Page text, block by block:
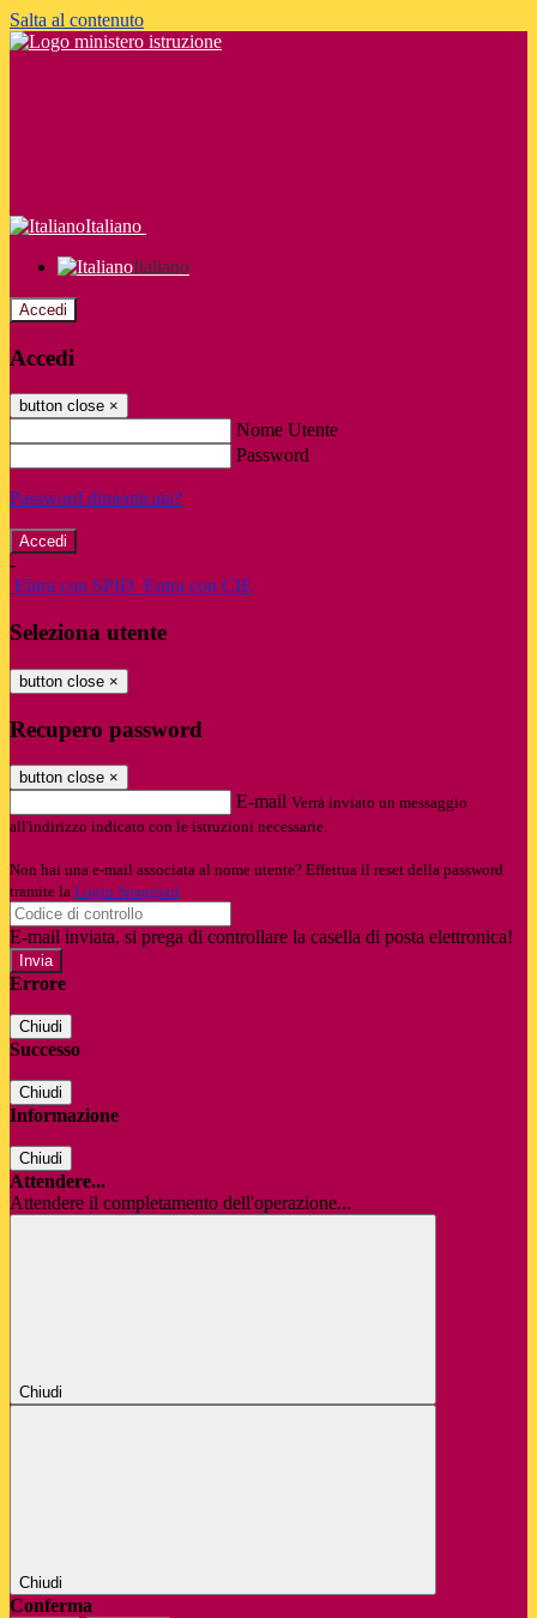
Salta al contenuto
Italiano
Italiano
Accedi
Accedi
button close ×
Nome Utente
Password
Password dimenticata?
-
Entra con SPID Entra con CIE
Seleziona utente
button close ×
Recupero password
button close ×
E-mail Verrà inviato un messaggio
all'indirizzo indicato con le istruzioni necessarie.
Non hai una e-mail associata al nome utente? Effettua il reset della password
tramite la Login Spaggiari
E-mail inviata, si prega di controllare la casella di posta elettronica!
Errore
Chiudi
Successo
Chiudi
Informazione
Chiudi
Attendere...
Attendere il completamento dell'operazione...
Chiudi
Chiudi
Conferma